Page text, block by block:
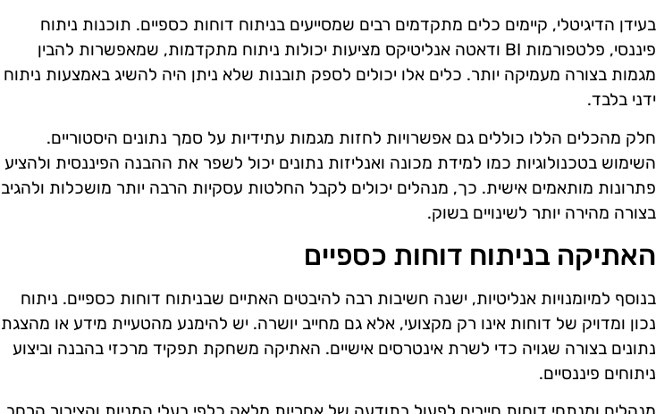
בעידן הדיגיטלי, קיימים כלים מתקדמים רבים שמסייעים בניתוח דוחות כספיים. תוכנות ניתוח
פיננסי, פלטפורמות BI ודאטה אנליטיקס מציעות יכולות ניתוח מתקדמות, שמאפשרות להבין
מגמות בצורה מעמיקה יותר. כלים אלו יכולים לספק תובנות שלא ניתן היה להשיג באמצעות ניתוח
ידני בלבד.
חלק מהכלים הללו כוללים גם אפשרויות לחזות מגמות עתידיות על סמך נתונים היסטוריים.
השימוש בטכנולוגיות כמו למידת מכונה ואנליזות נתונים יכול לשפר את ההבנה הפיננסית ולהציע
פתרונות מותאמים אישית. כך, מנהלים יכולים לקבל החלטות עסקיות הרבה יותר מושכלות ולהגיב
בצורה מהירה יותר לשינויים בשוק.
האתיקה בניתוח דוחות כספיים
בנוסף למיומנויות אנליטיות, ישנה חשיבות רבה להיבטים האתיים שבניתוח דוחות כספיים. ניתוח
נכון ומדויק של דוחות אינו רק מקצועי, אלא גם מחייב יושרה. יש להימנע מהטעיית מידע או מהצגת
נתונים בצורה שגויה כדי לשרת אינטרסים אישיים. האתיקה משחקת תפקיד מרכזי בהבנה וביצוע
ניתוחים פיננסיים.